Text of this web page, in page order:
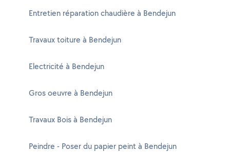
Entretien réparation chaudière à Bendejun
Travaux toiture à Bendejun
Electricité à Bendejun
Gros oeuvre à Bendejun
Travaux Bois à Bendejun
Peindre - Poser du papier peint à Bendejun